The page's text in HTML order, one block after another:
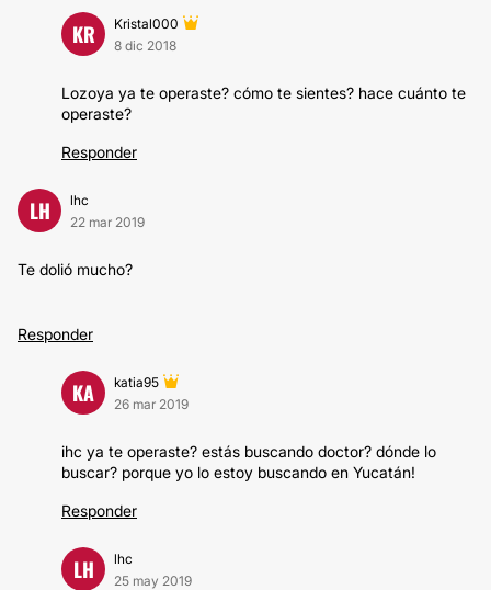
KR
Kristal000
8 dic 2018
Lozoya ya te operaste? cómo te sientes? hace cuánto te
operaste?
Responder
LH
lhc
22 mar 2019
Te dolió mucho?
Responder
KA
katia95
26 mar 2019
ihc ya te operaste? estás buscando doctor? dónde lo
buscar? porque yo lo estoy buscando en Yucatán!
Responder
LH
lhc
25 may 2019